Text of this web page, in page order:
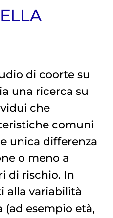
di coorte su
una ricerca su
che
comuni
unica differenza
o meno a
di rischio. In
alla variabilità
esempio età,